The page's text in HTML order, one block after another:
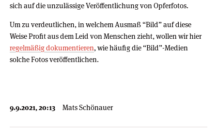
sich auf die unzulässige Veröffentlichung von Opferfotos.
Um zu verdeutlichen, in welchem Ausmaß “Bild” auf diese
Weise Profit aus dem Leid von Menschen zieht, wollen wir hier
regelmäßig dokumentieren, wie häufig die “Bild”-Medien
solche Fotos veröffentlichen.
9.9.2021, 20:13 Mats Schönauer